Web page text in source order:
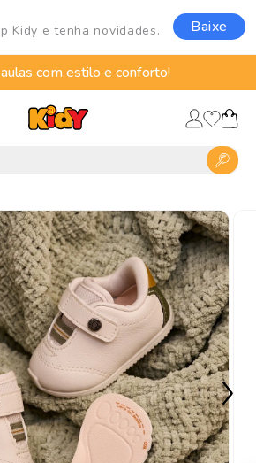
Kidy e tenha novidades. Baixe
com estilo e conforto!
Fazer
login
Lista
deCarrinho